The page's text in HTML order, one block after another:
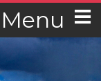
Menu